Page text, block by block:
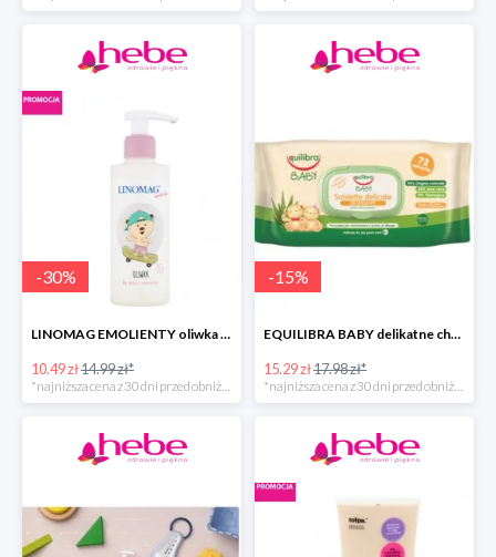
-30%
LINOMAG EMOLIENTY oliwka do ciała dla dzieci i niemowląt
10.49 zł14.99 zł*
*najniższa cena z 30 dni przed obniżką
-15%
EQUILIBRA BABY delikatne chusteczki oczyszczające
15.29 zł17.98 zł*
*najniższa cena z 30 dni przed obniżką